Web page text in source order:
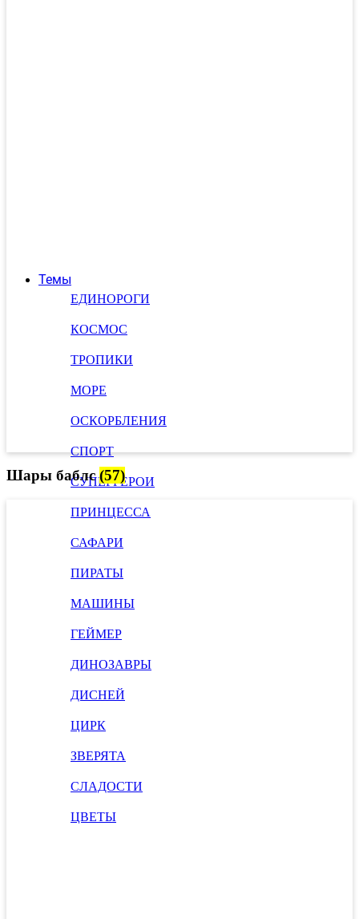
Темы
ЕДИНОРОГИ
КОСМОС
ТРОПИКИ
МОРЕ
ОСКОРБЛЕНИЯ
СПОРТ
СУПЕРГЕРОИ
ПРИНЦЕССА
САФАРИ
ПИРАТЫ
МАШИНЫ
ГЕЙМЕР
ДИНОЗАВРЫ
ДИСНЕЙ
ЦИРК
ЗВЕРЯТА
СЛАДОСТИ
ЦВЕТЫ
Шары баблс(57)